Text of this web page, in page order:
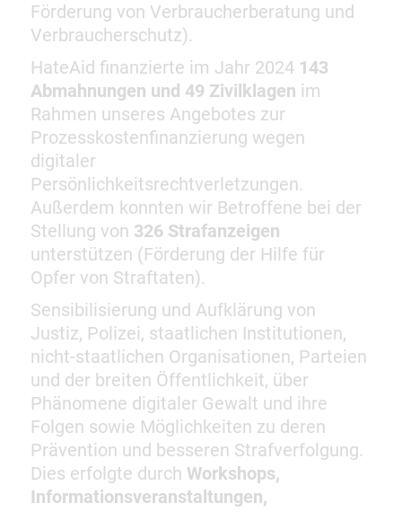
Förderung von Verbraucherberatung und
Verbraucherschutz).
HateAid finanzierte im Jahr 2024 143
Abmahnungen und 49 Zivilklagen im
Rahmen unseres Angebotes zur
Prozesskostenfinanzierung wegen
digitaler
Persönlichkeitsrechtverletzungen.
Außerdem konnten wir Betroffene bei der
Stellung von 326 Strafanzeigen
unterstützen (Förderung der Hilfe für
Opfer von Straftaten).
Sensibilisierung und Aufklärung von
Justiz, Polizei, staatlichen Institutionen,
nicht-staatlichen Organisationen, Parteien
und der breiten Öffentlichkeit, über
Phänomene digitaler Gewalt und ihre
Folgen sowie Möglichkeiten zu deren
Prävention und besseren Strafverfolgung.
Dies erfolgte durch Workshops,
Informationsveranstaltungen,